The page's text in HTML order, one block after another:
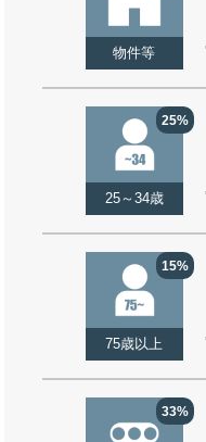
物件等
25%
25～34歳
15%
75歳以上
33%